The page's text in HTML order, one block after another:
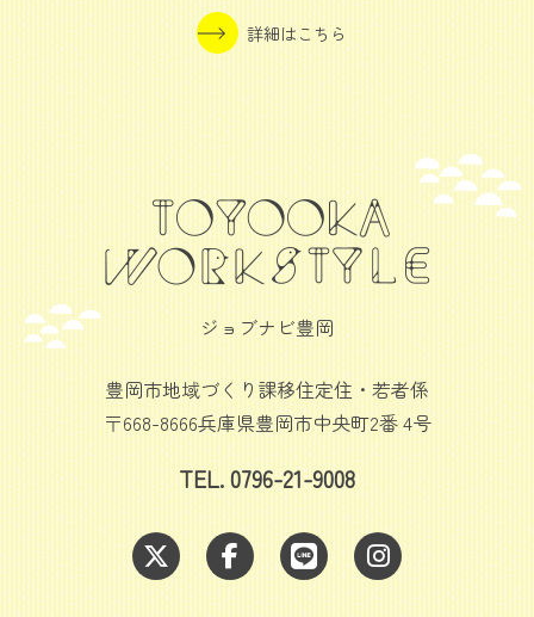
詳細はこちら
ジョブナビ豊岡
豊岡市地域づくり課移住定住・若者係
〒668-8666兵庫県豊岡市中央町2番 4号
TEL. 0796-21-9008